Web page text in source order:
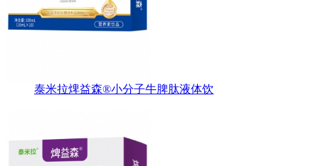
泰米拉焷益森®小分子牛脾肽液体饮